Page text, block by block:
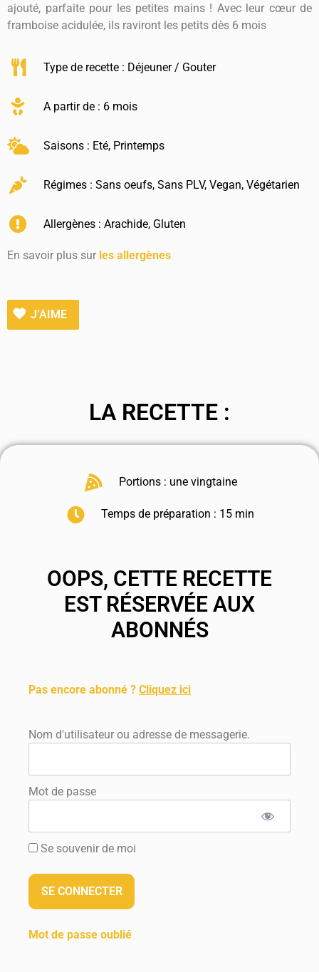
ajouté, parfaite pour les petites mains ! Avec leur cœur de
framboise acidulée, ils raviront les petits dès 6 mois
Type de recette : Déjeuner / Gouter
A partir de : 6 mois
Saisons : Eté, Printemps
Régimes :Sans oeufs,Sans PLV,Vegan,Végétarien
Allergènes :Arachide, Gluten
En savoir plus sur les allergènes
J’AIME
LA RECETTE :
Portions : une vingtaine
Temps de préparation : 15 min
OOPS, CETTE RECETTE
EST RÉSERVÉE AUX
ABONNÉS
Pas encore abonné ? Cliquez ici
Nom d'utilisateur ou adresse de messagerie.
Mot de passe
Se souvenir de moi
Mot de passe oublié